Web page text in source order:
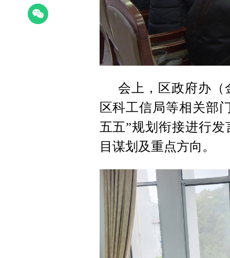
会上，区政府办（
区科工信局等相关部
五五”规划衔接进行
目谋划及重点方向。